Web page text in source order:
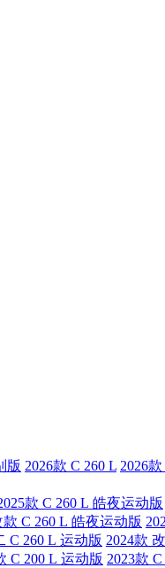
版 2026款 C 260 L 2026
款 C 260 L 皓夜运动版
款 C 260 L 皓夜运动版
C 260 L 运动版 2024款
C 200 L 运动版 2023款